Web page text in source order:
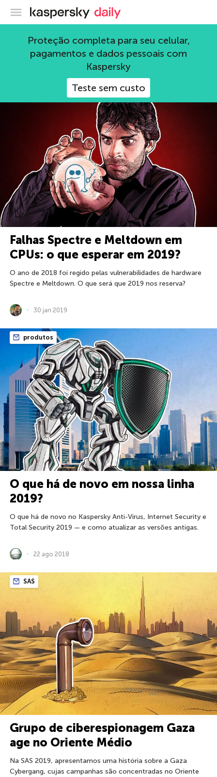
Blog oficial da Kaspersky
Proteção completa para seu celular,
pagamentos e dados pessoais com
Kaspersky
Teste sem custo
Falhas Spectre e Meltdown em
CPUs: o que esperar em 2019?
O ano de 2018 foi regido pelas vulnerabilidades de hardware
Spectre e Meltdown. O que será que 2019 nos reserva?
30 jan 2019
produtos
O que há de novo em nossa linha
2019?
O que há de novo no Kaspersky Anti-Virus, Internet Security e
Total Security 2019 — e como atualizar as versões antigas.
22 ago 2018
SAS
Grupo de ciberespionagem Gaza
age no Oriente Médio
Na SAS 2019, apresentamos uma história sobre a Gaza
Cybergang, cujas campanhas são concentradas no Oriente